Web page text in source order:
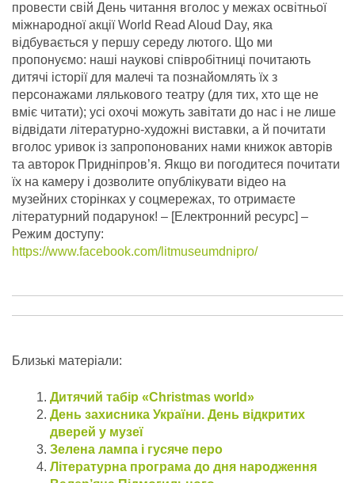
провести свій День читання вголос у межах освітньої
міжнародної акції World Read Aloud Day, яка
відбувається у першу середу лютого. Що ми
пропонуємо: наші наукові співробітниці почитають
дитячі історії для малечі та познайомлять їх з
персонажами лялькового театру (для тих, хто ще не
вміє читати); усі охочі можуть завітати до нас і не лише
відвідати літературно-художні виставки, а й почитати
вголос уривок із запропонованих нами книжок авторів
та авторок Придніпров’я. Якщо ви погодитеся почитати
їх на камеру і дозволите опублікувати відео на
музейних сторінках у соцмережах, то отримаєте
літературний подарунок! – [Електронний ресурс] –
Режим доступу:
https://www.facebook.com/litmuseumdnipro/
Близькі матеріали:
Дитячий табір «Christmas world»
День захисника України. День відкритих
дверей у музеї
Зелена лампа і гусяче перо
Літературна програма до дня народження